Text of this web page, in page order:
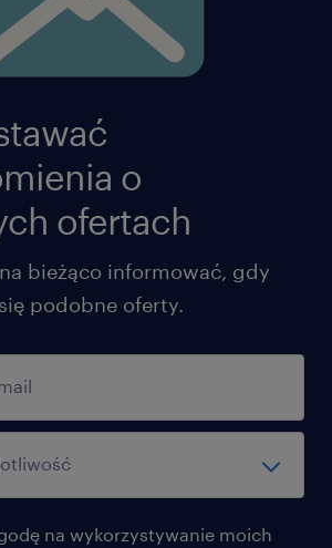
o
ofertach
bieżąco informować, gdy
podobne oferty.
na wykorzystywanie moich